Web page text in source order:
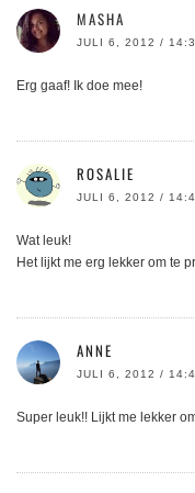
MASHA
JULI 6, 2012 /
Erg gaaf! Ik doe mee!
ROSALIE
JULI 6, 2012 /
Wat leuk!
Het lijkt me erg lekker om te
ANNE
JULI 6, 2012 /
Super leuk!! Lijkt me lekker